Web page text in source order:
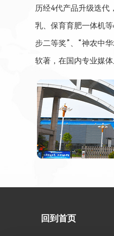
历经4代产品升级迭代
乳、保育育肥一体机
步二等奖”、“神农中
软著，在国内专业媒
回到首页